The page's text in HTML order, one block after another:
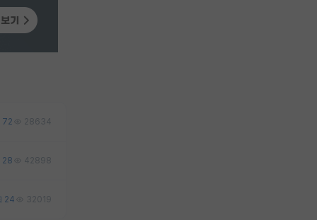
72 28634
28 42898
24 32019